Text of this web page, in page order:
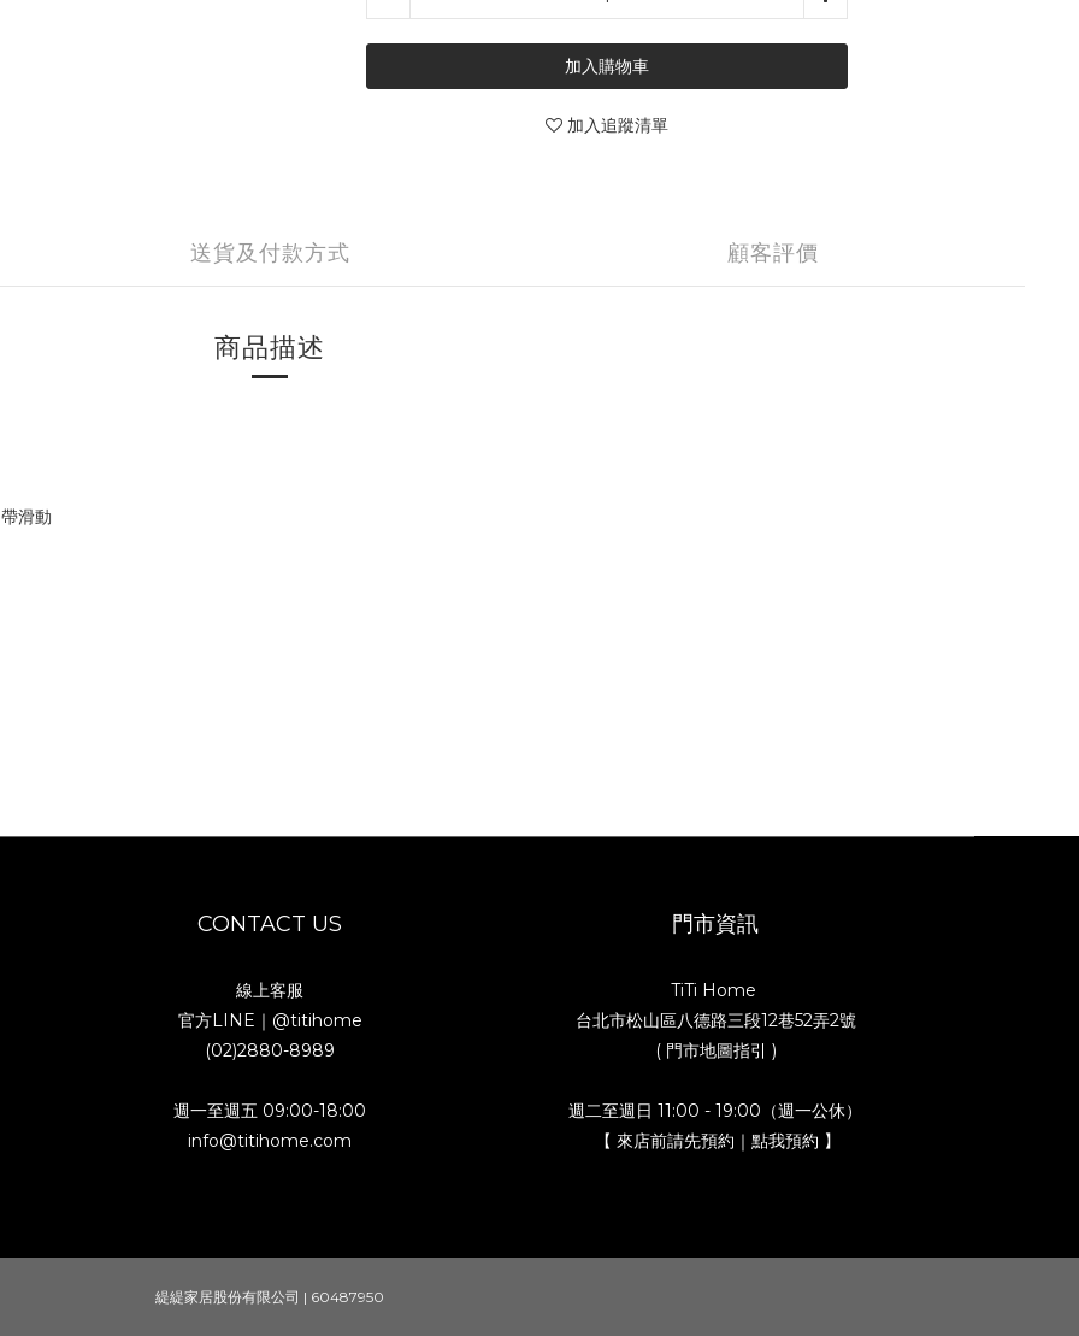
加入購物車
加入追蹤清單
送貨及付款方式 顧客評價
商品描述
滑動
CONTACT US
線上客服
官方LINE｜ @titihome
(02)2880-8989
週一至週五 09:00-18:00
info@titihome.com
門市資訊
TiTi Home
台北市松山區八德路三段12巷52弄2號
( 門市地圖指引 )
週二至週日 11:00 - 19:00（週一公休）
【 來店前請先預約｜點我預約 】
緹緹家居股份有限公司 | 60487950